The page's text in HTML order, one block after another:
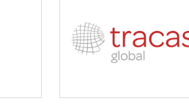
TRACASA
Servicios tecnológicos y
modernización